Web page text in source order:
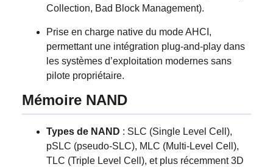
Collection, Bad Block Management).
Prise en charge native du mode AHCI,
permettant une intégration plug-and-play dans
les systèmes d’exploitation modernes sans
pilote propriétaire.
Mémoire NAND
Types de NAND : SLC (Single Level Cell),
pSLC (pseudo-SLC), MLC (Multi-Level Cell),
TLC (Triple Level Cell), et plus récemment 3D